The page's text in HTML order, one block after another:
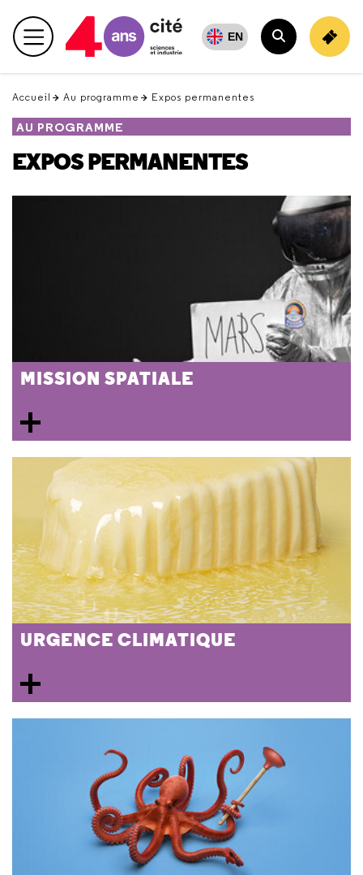
en
haut Menu principal EN
Rechercher
Accueil Au programme Expos permanentes
AU PROGRAMME
EXPOS PERMANENTES
MISSION SPATIALE
URGENCE CLIMATIQUE